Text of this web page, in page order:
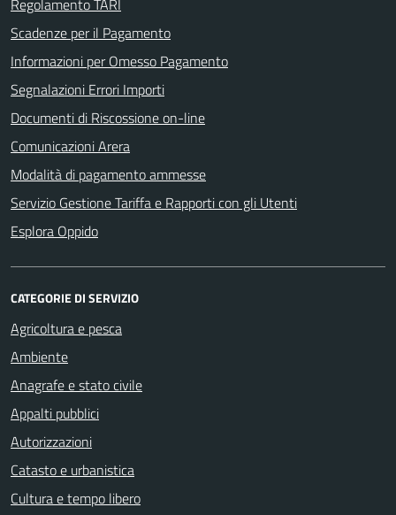
Regolamento TARI
Scadenze per il Pagamento
Informazioni per Omesso Pagamento
Segnalazioni Errori Importi
Documenti di Riscossione on-line
Comunicazioni Arera
Modalità di pagamento ammesse
Servizio Gestione Tariffa e Rapporti con gli Utenti
Esplora Oppido
CATEGORIE DI SERVIZIO
Agricoltura e pesca
Ambiente
Anagrafe e stato civile
Appalti pubblici
Autorizzazioni
Catasto e urbanistica
Cultura e tempo libero